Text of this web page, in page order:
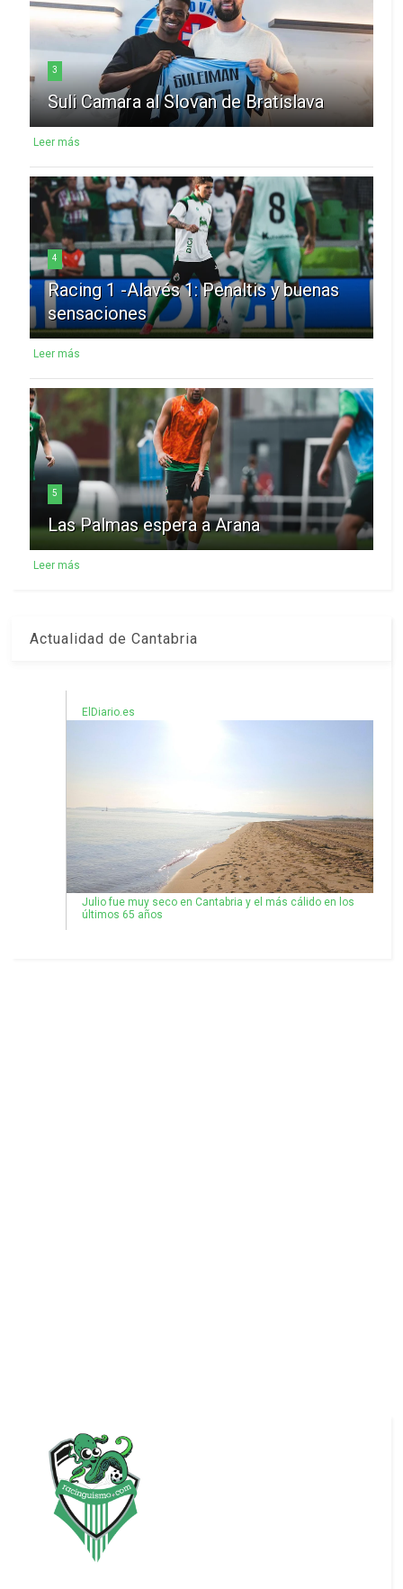
3
Suli Camara al Slovan de Bratislava
Leer más
4
Racing 1 -Alavés 1: Penaltis y buenas
sensaciones
Leer más
5
Las Palmas espera a Arana
Leer más
Actualidad de Cantabria
ElDiario.es
Julio fue muy seco en Cantabria y el más cálido en los
últimos 65 años